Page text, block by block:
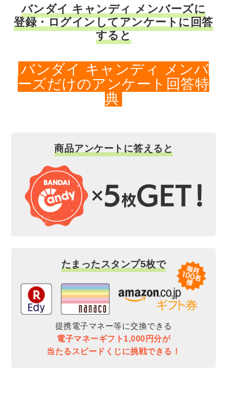
バンダイ キャンディ メンバーズに
登録・ログインしてアンケートに回答
すると
バンダイ キャンディ メンバ
ーズだけのアンケート回答特
典
商品アンケートに答えると
たまったスタンプ5枚で
提携電子マネー等に交換できる
電子マネーギフト1,000円分が
当たるスピードくじに挑戦できる！